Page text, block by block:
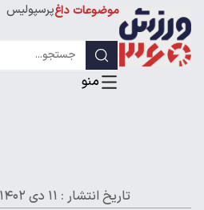
موضوعات داغپرسپولیس
لیگ قهرمانان
تاریخ انتشار : ۱۱ دی ۱۴۰۲ - ۱۳:۱۸